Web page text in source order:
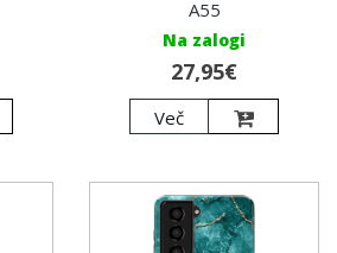
A55
Na zalogi
27,95€
Več